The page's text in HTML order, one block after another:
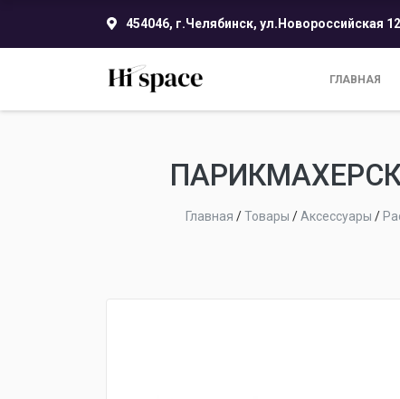
454046, г.Челябинск, ул.Новороссийская
ГЛАВНАЯ
Главная /Товары /Аксессуары /